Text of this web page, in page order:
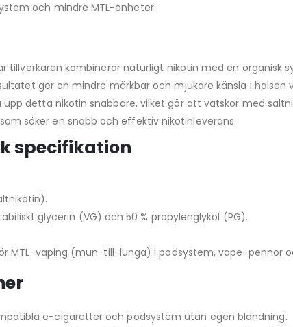
och mindre MTL-enheter.
tillverkaren kombinerar naturligt nikotin med en organisk
ger en mindre märkbar och mjukare känsla i halsen
detta nikotin snabbare, vilket gör att vätskor med
söker en snabb och effektiv nikotinleverans.
specifikation
glycerin (VG) och 50 % propylenglykol (PG).
MTL-vaping (mun-till-lunga) i podsystem, vape-pennor
e-cigaretter och podsystem utan egen blandning.